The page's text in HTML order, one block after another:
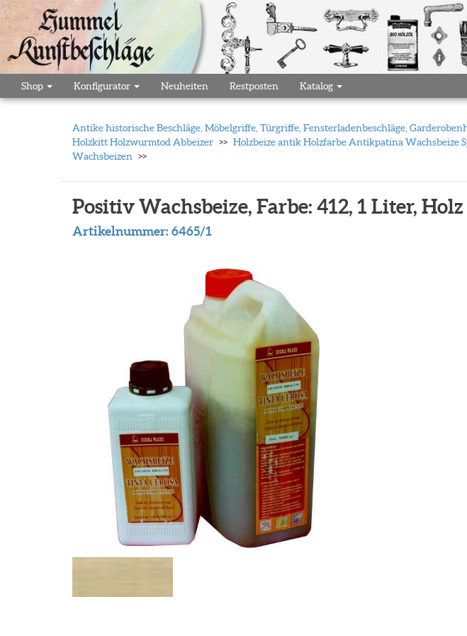
Shop Konfigurator Neuheiten Restposten Katalog
Antike historische Beschläge, Möbelgriffe, Türgriffe, Fensterladenbeschläge,
Holzkitt Holzwurmtod Abbeizer
Holzbeize antik Holzfarbe Antikpatina Wachsbeize
Wachsbeizen
Positiv Wachsbeize, Farbe: 412, 1 Liter,
Artikelnummer:6465/1